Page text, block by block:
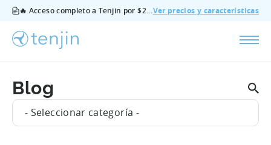
🔥 Acceso completo a Tenjin por $200/mes - todas las funciones, sin complementos, cancela cuando quieras.Ver precios y características
Blog
- Seleccionar categoría -